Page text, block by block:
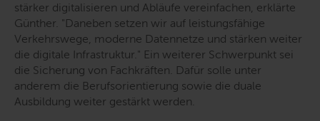
stärker digitalisieren und Abläufe vereinfachen, erklärte
Günther. "Daneben setzen wir auf leistungsfähige
Verkehrswege, moderne Datennetze und stärken weiter
die digitale Infrastruktur." Ein weiterer Schwerpunkt sei
die Sicherung von Fachkräften. Dafür solle unter
anderem die Berufsorientierung sowie die duale
Ausbildung weiter gestärkt werden.